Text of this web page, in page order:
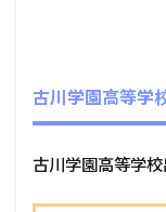
古川学園高等学
古川学園高等学校